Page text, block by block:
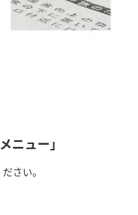
ニュー」
さい。